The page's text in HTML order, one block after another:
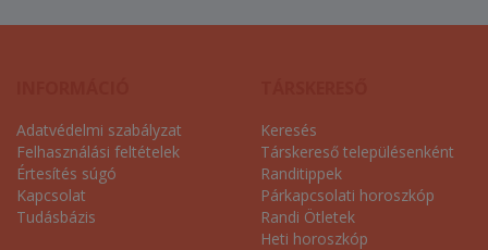
Adatvédelmi szabályzat
Felhasználási feltételek
Értesítés súgó
Kapcsolat
Tudásbázis
Keresés
Társkereső településenként
Randitippek
Párkapcsolati horoszkóp
Randi Ötletek
Heti horoszkóp